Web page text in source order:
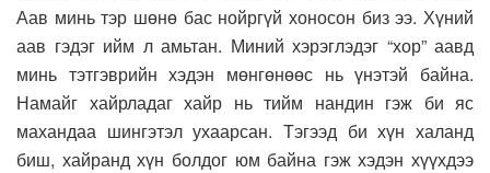
Аав минь тэр шөнө бас нойргүй хоносон биз ээ. Хүний
аав гэдэг ийм л амьтан. Миний хэрэглэдэг “хор” аавд
минь тэтгэврийн хэдэн мөнгөнөөс нь үнэтэй байна.
Намайг хайрладаг хайр нь тийм нандин гэж би яс
махандаа шингэтэл ухаарсан. Тэгээд би хүн халанд
биш, хайранд хүн болдог юм байна гэж хэдэн хүүхдээ